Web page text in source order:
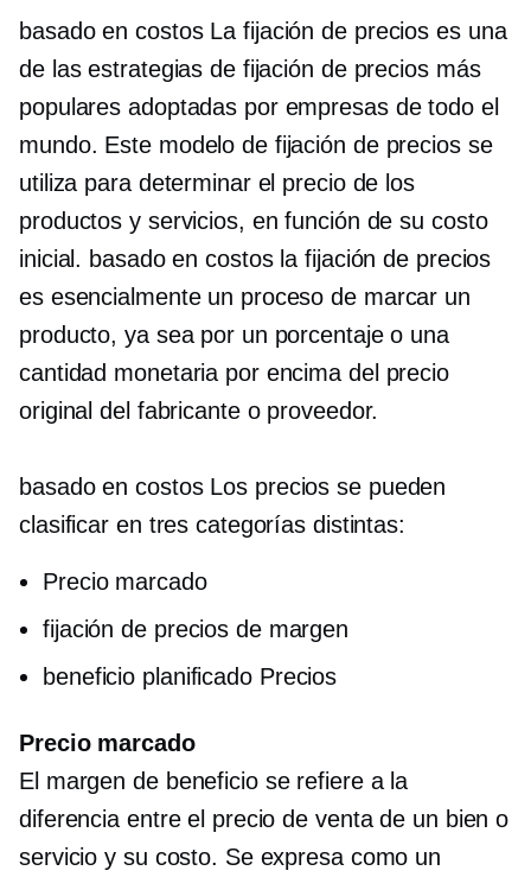
basado en costosLa fijación de precios es una
de las estrategias de fijación de precios más
populares adoptadas por empresas de todo el
mundo. Este modelo de fijación de precios se
utiliza para determinar el precio de los
productos y servicios, en función de su costo
inicial. basado en costosla fijación de precios
es esencialmente un proceso de marcar un
producto, ya sea por un porcentaje o una
cantidad monetaria por encima del precio
original del fabricante o proveedor.
basado en costosLos precios se pueden
clasificar en tres categorías distintas:
Precio marcado
fijación de precios de margen
beneficio planificadoPrecios
Precio marcado
El margen de beneficio se refiere a la
diferencia entre el precio de venta de un bien o
servicio y su costo. Se expresa como un